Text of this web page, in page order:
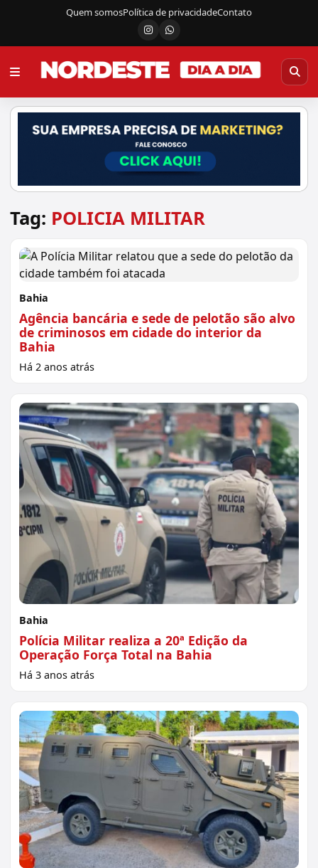
Quem somosPolítica de privacidadeContato
InstagramCanal do WhatsApp
Tag: POLICIA MILITAR
Bahia
Agência bancária e sede de pelotão são alvo
de criminosos em cidade do interior da
Bahia
Há 2 anos atrás
Bahia
Polícia Militar realiza a 20ª Edição da
Operação Força Total na Bahia
Há 3 anos atrás